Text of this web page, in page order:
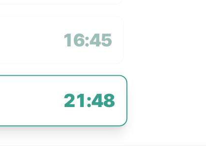
16:45
21:48